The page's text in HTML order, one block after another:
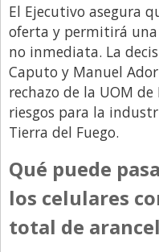
Negocios
Opinion
País
Política
Publicidad y Marketing
Responsabilidad Social
Salidas
Santa Fe
El Ejecutivo asegura
oferta y permitirá una
no inmediata. La
Caputo y Manuel
rechazo de la UOM
riesgos para la
Tierra del Fuego.
Qué puede
los celulares
total de